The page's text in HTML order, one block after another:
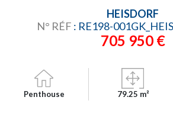
HEISDORF
N° RÉF : RE198-
705 950 €
Penthouse 79.25 m²